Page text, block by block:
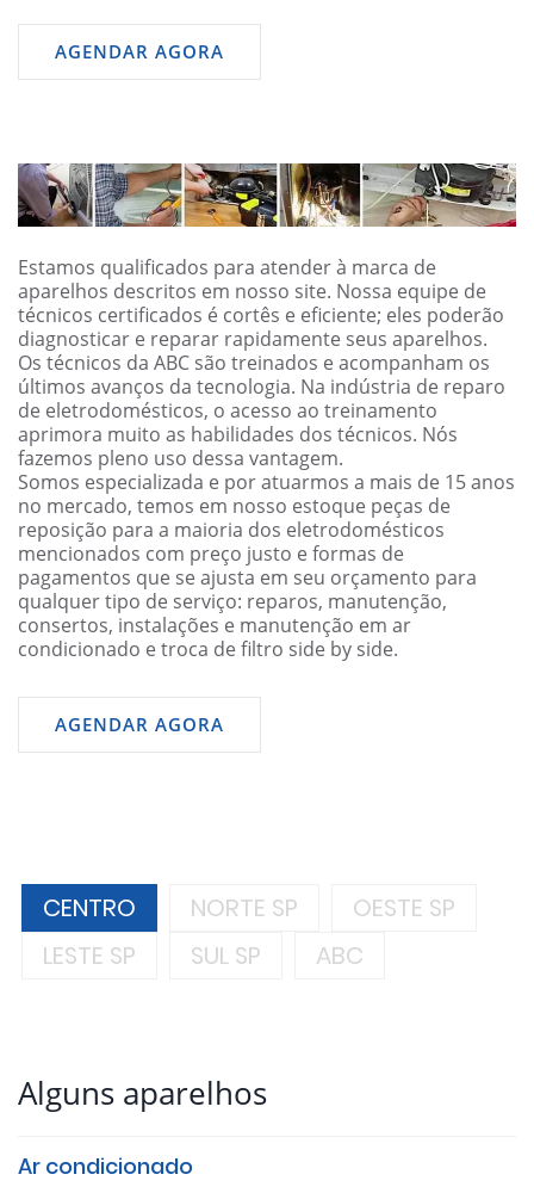
AGENDAR AGORA
Estamos qualificados para atender à marca de
aparelhos descritos em nosso site. Nossa equipe de
técnicos certificados é cortês e eficiente; eles poderão
diagnosticar e reparar rapidamente seus aparelhos.
Os técnicos da ABC são treinados e acompanham os
últimos avanços da tecnologia. Na indústria de reparo
de eletrodomésticos, o acesso ao treinamento
aprimora muito as habilidades dos técnicos. Nós
fazemos pleno uso dessa vantagem.
Somos especializada e por atuarmos a mais de 15 anos
no mercado, temos em nosso estoque peças de
reposição para a maioria dos eletrodomésticos
mencionados com preço justo e formas de
pagamentos que se ajusta em seu orçamento para
qualquer tipo de serviço: reparos, manutenção,
consertos, instalações e manutenção em ar
condicionado e troca de filtro side by side.
AGENDAR AGORA
CENTRO NORTE SP
OESTE SP
LESTE SP
SUL SP ABC
Alguns aparelhos
Ar condicionado